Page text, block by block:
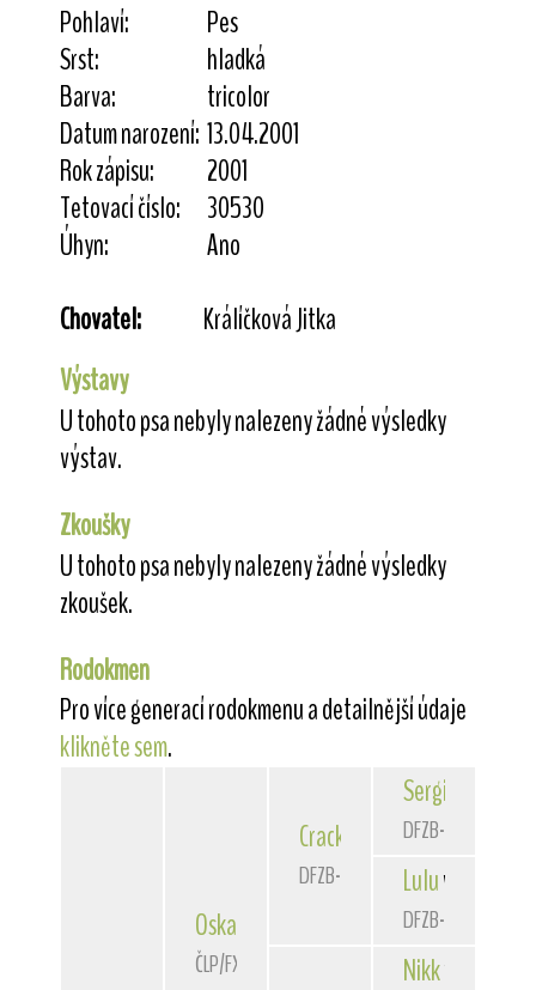
Pohlaví:
Pes
Srst:
hladká
Barva:
tricolor
Datum narození: 13.04.2001
Rok zápisu:
2001
Tetovací číslo:
30530
Úhyn:
Ano
Chovatel:
Králíčková Jitka
Výstavy
U tohoto psa nebyly nalezeny žádné výsledky
výstav.
Zkoušky
U tohoto psa nebyly nalezeny žádné výsledky
zkoušek.
Rodokmen
Pro více generací rodokmenu a detailnější údaje
klikněte sem.
Oskar
ČLP/FXH/28007
Crack von der
DFZB-87 3246
Sergio
DFZB-86 3285
Luluvon der
DFZB-84 3139
Nikk